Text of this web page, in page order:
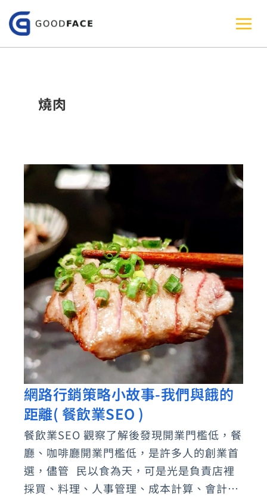
至
主
燒肉
網路行銷策略小故事-我們與餓的
距離( 餐飲業SEO )
餐飲業SEO 觀察了解後發現開業門檻低，餐
廳、咖啡廳開業門檻低，是許多人的創業首
選，儘管 民以食為天，可是光是負責店裡
採買、料理、人事管理、成本計算、會計…
網
路
行
銷
策
略